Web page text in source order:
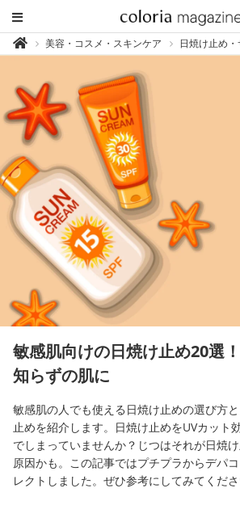
カ
ラ
ガ
ジ
ン
-
香
り
専
門
メ
デ
ィ
美容・コスメ・スキンケア 日焼け止め
敏感肌向けの日焼け止め20選
知らずの肌に
敏感肌の人でも使える日焼け止めの選び方
止めを紹介します。日焼け止めをUVカット
でしまっていませんか？じつはそれが日焼
原因かも。この記事ではプチプラからデパ
レクトしました。ぜひ参考にしてみてくださ